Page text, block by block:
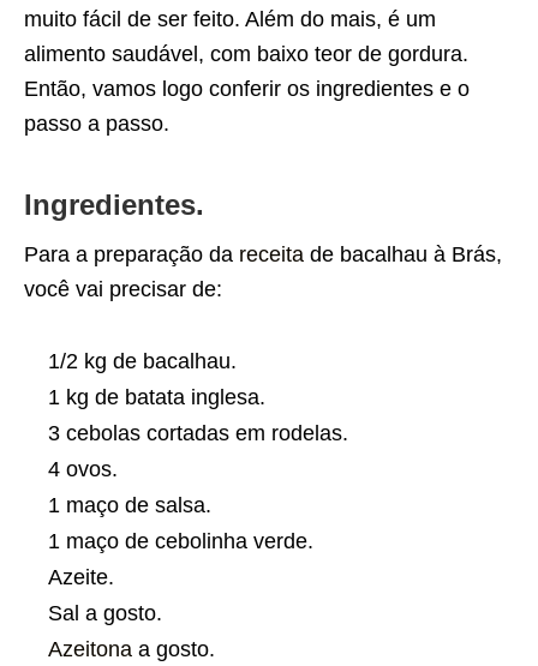
muito fácil de ser feito. Além do mais, é um
alimento saudável, com baixo teor de gordura.
Então, vamos logo conferir os ingredientes e o
passo a passo.
Ingredientes.
Para a preparação da receita de bacalhau à Brás,
você vai precisar de:
1/2 kg de bacalhau.
1 kg de batata inglesa.
3 cebolas cortadas em rodelas.
4 ovos.
1 maço de salsa.
1 maço de cebolinha verde.
Azeite.
Sal a gosto.
Azeitona a gosto.